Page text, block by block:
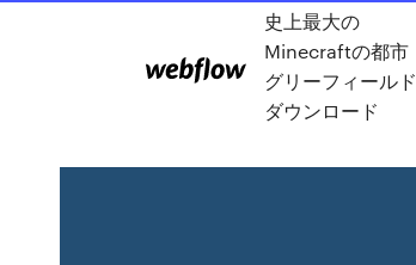
史上最大の
Minecraftの都市
グリーフィールド
ダウンロード